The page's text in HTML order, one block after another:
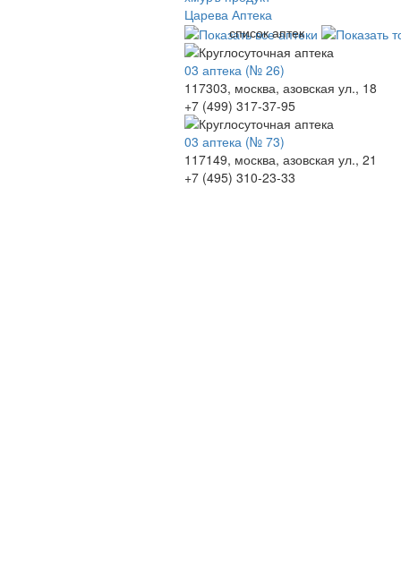
Царева Аптека
список аптек
03 аптека (№ 26)
117303, москва, азовская ул., 18
+7 (499) 317-37-95
03 аптека (№ 73)
117149, москва, азовская ул., 21
+7 (495) 310-23-33